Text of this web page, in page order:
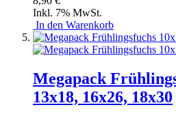
Inkl. 7% MwSt.
In den Warenkorb
Megapack
13x18, 16x26, 18x30